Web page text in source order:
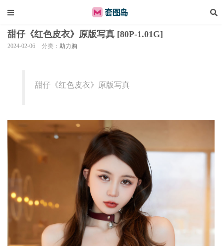
甜仔《红色皮衣》原版写真 [80P-1.01G]
2024-02-06 分类： 助力购
甜仔《红色皮衣》原版写真